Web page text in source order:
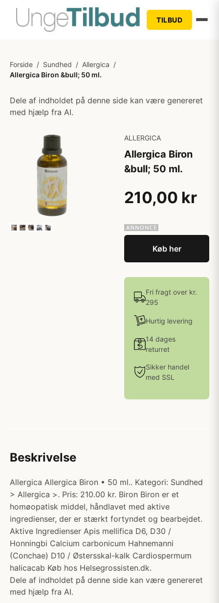
TILBUD
Forside / Sundhed / Allergica /
Allergica Biron &bull; 50 ml.
Dele af indholdet på denne side kan være genereret
med hjælp fra AI.
ALLERGICA
Allergica Biron
&bull; 50 ml.
210,00 kr
Køb her
Fri fragt over kr.
295
Hurtig levering
14 dages
returret
Sikker handel
med SSL
Beskrivelse
Allergica Allergica Biron • 50 ml.. Kategori: Sundhed
> Allergica >. Pris: 210.00 kr. Biron Biron er et
homøopatisk middel, håndlavet med aktive
ingredienser, der er stærkt fortyndet og bearbejdet.
Aktive Ingredienser Apis mellifica D6, D30 /
Honningbi Calcium carbonicum Hahnemanni
(Conchae) D10 / Østersskal-kalk Cardiospermum
halicacab Køb hos Helsegrossisten.dk.
Dele af indholdet på denne side kan være genereret
med hjælp fra AI.